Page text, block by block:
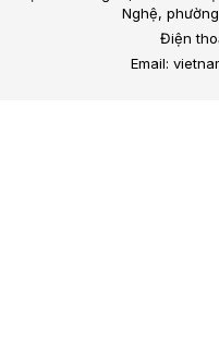
Nghệ,
Điện
Email: